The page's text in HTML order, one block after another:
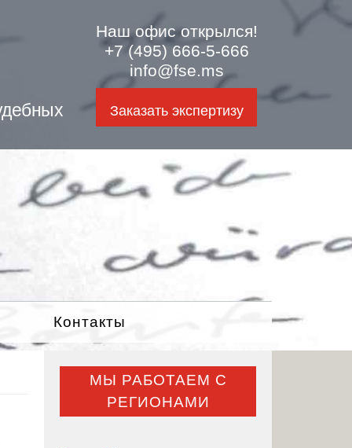
Наш офис открылся!
+7 (495) 666-5-666
info@fse.ms
Заказать экспертизу
Контакты
МЫ РАБОТАЕМ С
РЕГИОНАМИ